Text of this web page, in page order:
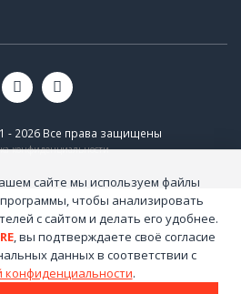
- 2026 Все права защищены
конфиденциальности
сайте мы используем файлы
чтобы анализировать
с сайтом и делать его удобнее.
, вы подтверждаете своё согласие
данных в соответствии с
конфиденциальности.